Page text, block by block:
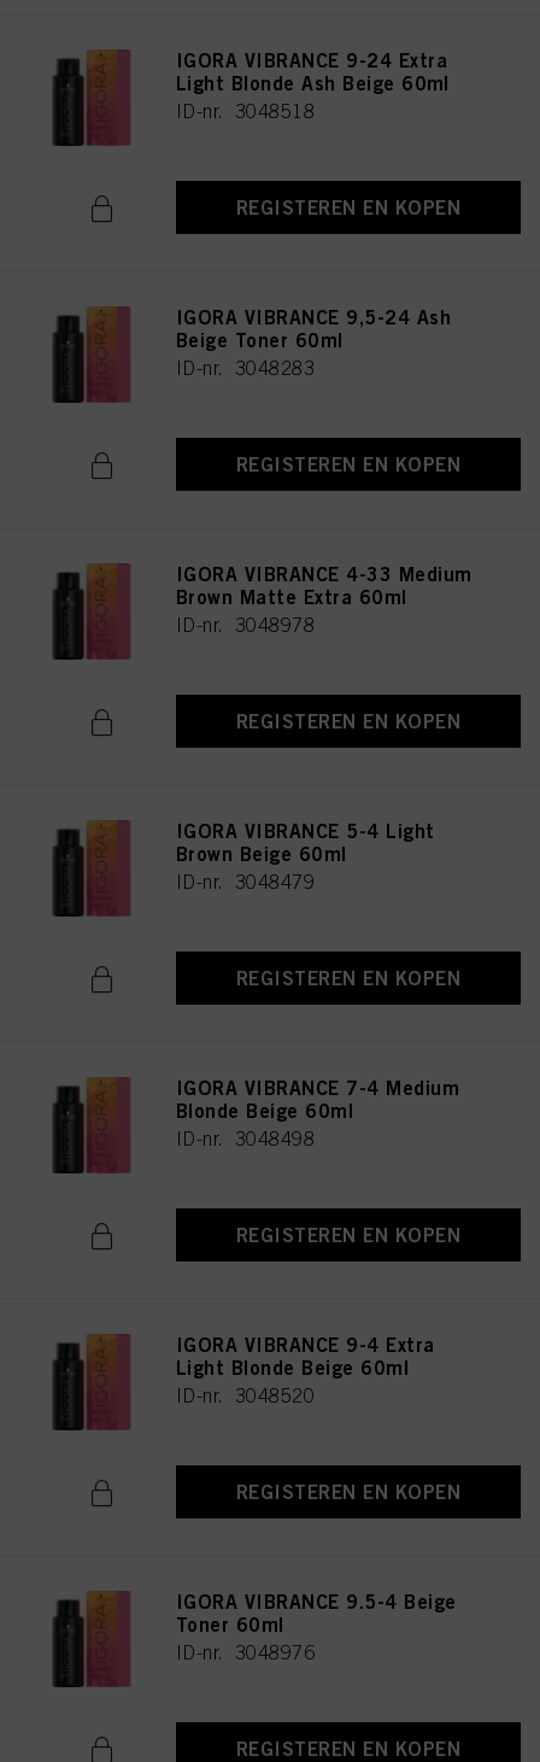
IGORA VIBRANCE 9-24 Extra
Light Blonde Ash Beige 60ml
ID-nr. 3048518
REGISTEREN EN KOPEN
IGORA VIBRANCE 9,5-24 Ash
Beige Toner 60ml
ID-nr. 3048283
REGISTEREN EN KOPEN
IGORA VIBRANCE 4-33 Medium
Brown Matte Extra 60ml
ID-nr. 3048978
REGISTEREN EN KOPEN
IGORA VIBRANCE 5-4 Light
Brown Beige 60ml
ID-nr. 3048479
REGISTEREN EN KOPEN
IGORA VIBRANCE 7-4 Medium
Blonde Beige 60ml
ID-nr. 3048498
REGISTEREN EN KOPEN
IGORA VIBRANCE 9-4 Extra
Light Blonde Beige 60ml
ID-nr. 3048520
REGISTEREN EN KOPEN
IGORA VIBRANCE 9.5-4 Beige
Toner 60ml
ID-nr. 3048976
REGISTEREN EN KOPEN